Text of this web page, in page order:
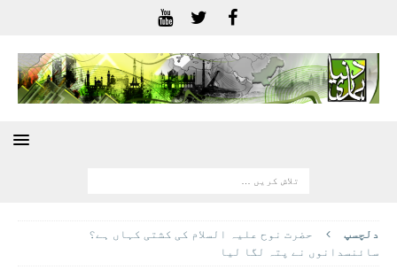
دلچسپ
حضرت نوح علیہ السلام کی کشتی کہاں ہے؟
سائنسدانوں نے پتہ لگا لیا